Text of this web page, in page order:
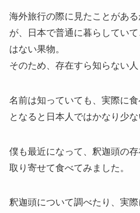
海外旅行の際に見たことがあ
が、日本で普通に暮らしてい
はない果物。
そのため、存在すら知らない人
名前は知っていても、実際に
となると日本人ではかなり少な
僕も最近になって、釈迦頭の
取り寄せて食べてみました。
釈迦頭について調べたり、実